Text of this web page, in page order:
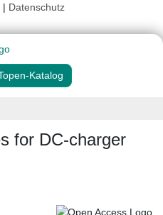
| Datenschutz
Katalog
for DC-charger